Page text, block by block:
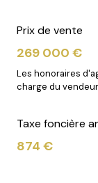
Prix de vente
269 000 €
Les honoraires
charge du vendeur
Taxe foncière
874 €